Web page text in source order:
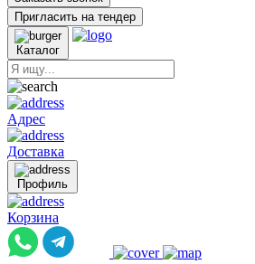
Пригласить на тендер
Каталог
Адрес
Доставка
Профиль
Корзина